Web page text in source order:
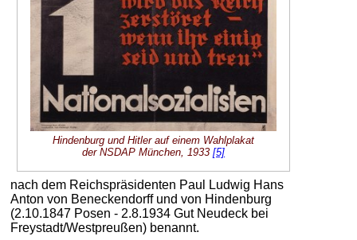
Hindenburg und Hitler auf einem Wahlplakat
der NSDAP München, 1933[5]
nach dem Reichspräsidenten Paul Ludwig Hans
Anton von Beneckendorff und von Hindenburg
(2.10.1847 Posen - 2.8.1934 Gut Neudeck bei
Freystadt/Westpreußen) benannt.